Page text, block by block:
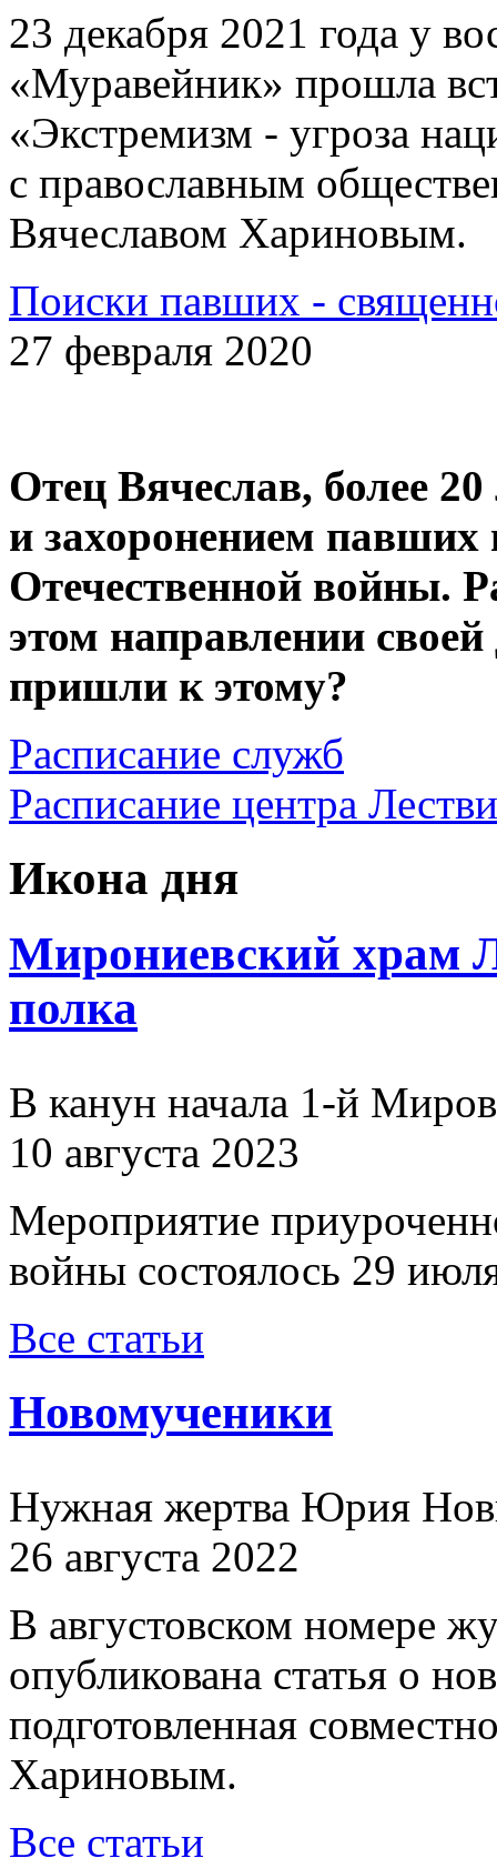
23 декабря 2021 года у
«Муравейник» прошла
«Экстремизм - угроза
с православным
Вячеславом Хариновым.
Поиски павших -
27 февраля 2020
Отец Вячеслав, более
и захоронением павших
Отечественной войны.
этом направлении
пришли к этому?
Расписание служб
Расписание центра
Икона дня
Мирониевский храм
полка
В канун начала 1-й
10 августа 2023
Мероприятие
войны состоялось 29
Все статьи
Новомученики
Нужная жертва Юрия
26 августа 2022
В августовском номере
опубликована статья о
подготовленная
Хариновым.
Все статьи